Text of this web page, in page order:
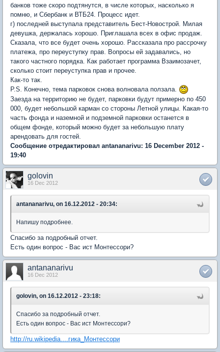
банков тоже скоро подтянутся, в числе которых, насколько я
помню, и Сбербанк и ВТБ24. Процесс идет.
г) последней выступала представитель Бест-Новострой. Милая
девушка, держалась хорошо. Приглашала всех в офис продаж.
Сказала, что все будет очень хорошо. Рассказала про рассрочку
платежа, про переуступку прав. Вопросы ей задавались, но
такого частного порядка. Как работает программа Взаимозачет,
сколько стоит переуступка прав и прочее.
Как-то так.
P.S. Конечно, тема парковок снова волновала ползала.
Заезда на территорию не будет, парковки будут примерно по 450
000, будет небольшой карман со стороны Летной улицы. Какая-то
часть фонда и наземной и подземной парковки останется в
общем фонде, который можно будет за небольшую плату
арендовать для гостей.
Сообщение отредактировал antananarivu: 16 December 2012 -
19:40
golovin
16 Dec 2012
antananarivu, on 16.12.2012 - 20:34:
Напишу подробнее.
Спасибо за подробный отчет.
Есть один вопрос - Вас ист Монтессори?
antananarivu
16 Dec 2012
golovin, on 16.12.2012 - 23:18:
Спасибо за подробный отчет.
Есть один вопрос - Вас ист Монтессори?
http://ru.wikipedia....гика_Монтессори